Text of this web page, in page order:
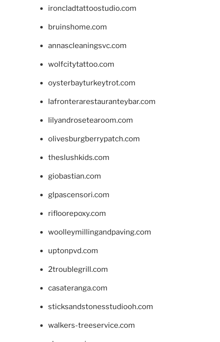
ironcladtattoostudio.com
bruinshome.com
annascleaningsvc.com
wolfcitytattoo.com
oysterbayturkeytrot.com
lafronterarestauranteybar.com
lilyandrosetearoom.com
olivesburgberrypatch.com
theslushkids.com
giobastian.com
glpascensori.com
rifloorepoxy.com
woolleymillingandpaving.com
uptonpvd.com
2troublegrill.com
casateranga.com
sticksandstonesstudiooh.com
walkers-treeservice.com